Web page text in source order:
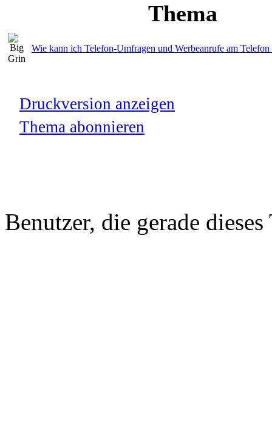
Thema
Wie kann ich Telefon-Umfragen und Werbeanrufe am
Druckversion anzeigen
Thema abonnieren
Benutzer, die gerade